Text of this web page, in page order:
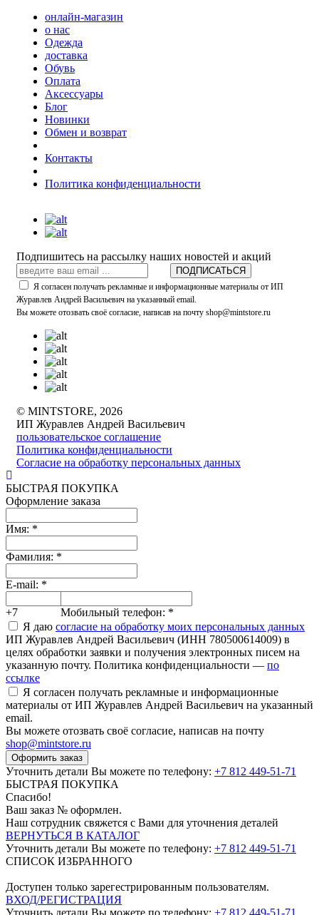
онлайн-магазин
о нас
Одежда
доставка
Обувь
Оплата
Аксессуары
Блог
Новинки
Обмен и возврат
Контакты
Политика конфиденциальности
Подпишитесь на рассылку наших новостей и акций
ПОДПИСАТЬСЯ
Я согласен получать рекламные и информационные материалы от ИП
Журавлев Андрей Васильевич на указанный email.
Вы можете отозвать своё согласие, написав на почту shop@mintstore.ru
© MINTSTORE, 2026
ИП Журавлев Андрей Васильевич
пользовательское соглашение
Политика конфиденциальности
Согласие на обработку персональных данных
БЫСТРАЯ ПОКУПКА
Оформление заказа
Имя: *
Фамилия: *
E-mail: *
+7 Мобильный телефон: *
Я даю согласие на обработку моих персональных данных
ИП Журавлев Андрей Васильевич (ИНН 780500614009) в
целях обработки заявки и получения электронных писем на
указанную почту. Политика конфиденциальности — по
ссылке
Я согласен получать рекламные и информационные
материалы от ИП Журавлев Андрей Васильевич на указанный
email.
Вы можете отозвать своё согласие, написав на почту
shop@mintstore.ru
Оформить заказ
Уточнить детали Вы можете по телефону: +7 812 449-51-71
БЫСТРАЯ ПОКУПКА
Спасибо!
Ваш заказ № оформлен.
Наш сотрудник свяжется с Вами для уточнения деталей
ВЕРНУТЬСЯ В КАТАЛОГ
Уточнить детали Вы можете по телефону: +7 812 449-51-71
СПИСОК ИЗБРАННОГО
Доступен только зарегестрированным пользователям.
ВХОД/РЕГИСТРАЦИЯ